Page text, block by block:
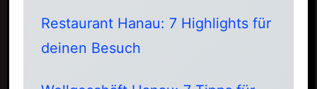
Restaurant Hanau: 7 Highlights für
deinen Besuch